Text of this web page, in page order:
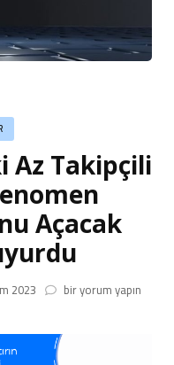
Az Takipçili
Açacak
2023 Elon
Az
bir yorum yapın